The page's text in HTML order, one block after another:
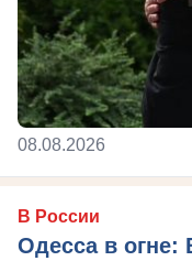
08.08.2026
В России
Одесса в